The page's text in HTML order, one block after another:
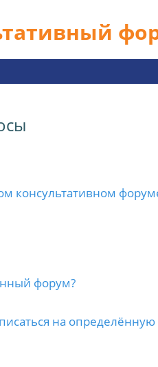
консультативном
форум?
на определённую